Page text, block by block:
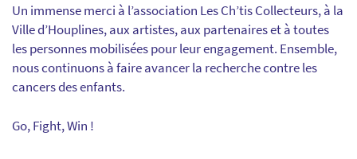
Un immense merci à l’association Les Ch’tis Collecteurs, à la
Ville d’Houplines, aux artistes, aux partenaires et à toutes
les personnes mobilisées pour leur engagement. Ensemble,
nous continuons à faire avancer la recherche contre les
cancers des enfants.
Go, Fight, Win !